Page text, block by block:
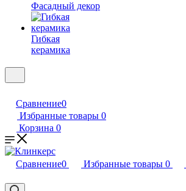
Фасадный декор
Гибкая
керамика
Сравнение0
Избранные товары 0
Корзина 0
Сравнение0 Избранные товары 0